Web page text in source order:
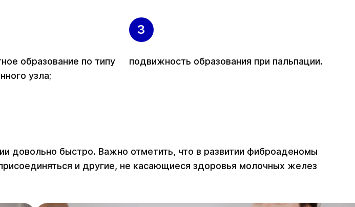
образование по типу
узла;
подвижность образования при пальпации.
довольно быстро. Важно отметить, что в развитии фиброаденомы
и другие, не касающиеся здоровья молочных желез